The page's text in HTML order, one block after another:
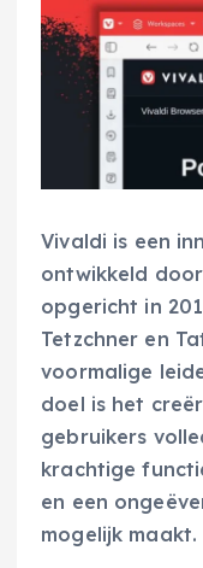
Vivaldi is een
ontwikkeld
opgericht in
Tetzchner en
voormalige
doel is het
gebruikers
krachtige
en een
mogelijk maakt.